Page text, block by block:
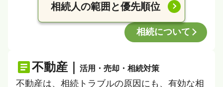
相続人の範囲と優先順位
相続について
不動産｜ 活用・売却・相続対策
不動産は、相続トラブルの原因にも、有効な相